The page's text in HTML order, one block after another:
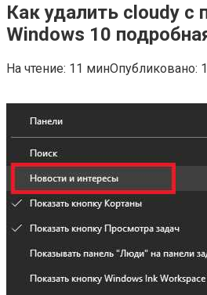
Как удалить cloudy с
Windows 10
На чтение: 11 минОпубликовано: